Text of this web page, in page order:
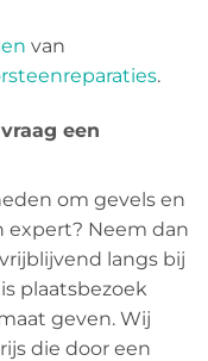
van
.
een
om gevels en
expert? Neem dan
langs bij
plaatsbezoek
geven. Wij
die door een